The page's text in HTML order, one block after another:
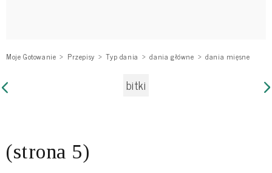
Moje Gotowanie Przepisy Typ dania dania główne dania mięsne
bitki
(strona 5)